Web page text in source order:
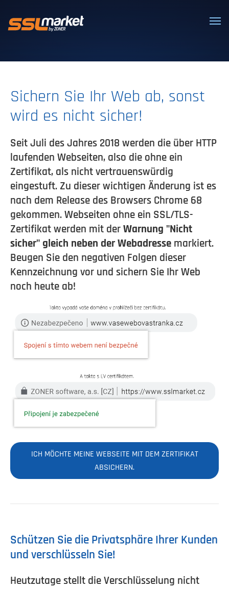
Vertrauenswürdige SSL/TLS-
Sichern Sie Ihr Web ab, sonst
wird es nicht sicher!
Seit Juli des Jahres 2018 werden die über HTTP
laufenden Webseiten, also die ohne ein
Zertifikat, als nicht vertrauenswürdig
eingestuft. Zu dieser wichtigen Änderung ist es
nach dem Release des Browsers Chrome 68
gekommen. Webseiten ohne ein SSL/TLS-
Zertifikat werden mit der Warnung "Nicht
sicher" gleich neben der Webadresse markiert.
Beugen Sie den negativen Folgen dieser
Kennzeichnung vor und sichern Sie Ihr Web
noch heute ab!
ICH MÖCHTE MEINE WEBSEITE MIT DEM ZERTIFIKAT
ABSICHERN.
Schützen Sie die Privatsphäre Ihrer Kunden
und verschlüsseln Sie!
Heutzutage stellt die Verschlüsselung nicht